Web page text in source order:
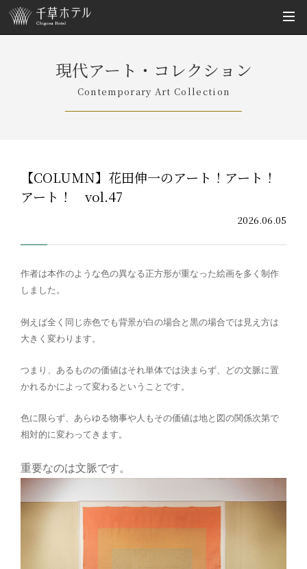
現代アート・コレクション
Contemporary Art Collection
【COLUMN】花田伸一のアート！アート！
アート！ vol.47
2026.06.05
作者は本作のような色の異なる正方形が重なった絵画を多く制作
しました。
例えば全く同じ赤色でも背景が白の場合と黒の場合では見え方は
大きく変わります。
つまり、ある ものの価値はそれ単体では決まらず、どの文脈に置
かれるかによって変わるということです。
色に限らず、あらゆる物事や人もその価値は地と図の関係次第で
相対的に変わって きます。
重要なのは文脈です。